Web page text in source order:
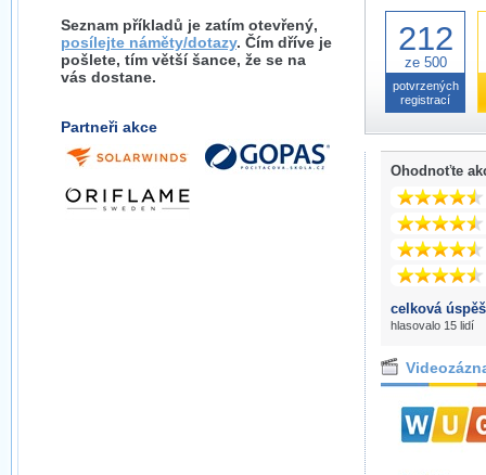
Seznam příkladů je zatím otevřený,
posílejte náměty/dotazy. Čím dříve je
pošlete, tím větší šance, že se na
vás dostane.
Partneři akce
212
ze 500
potvrzených
registrací
Ohodnoťte
celková
hlasovalo 15 lidí